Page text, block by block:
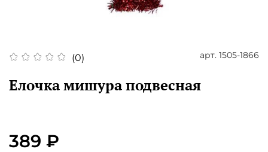
(0) арт. 1505-1866
Елочка мишура подвесная
389 ₽